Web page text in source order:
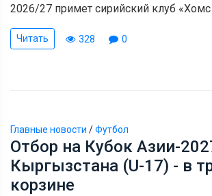
2026/27 примет сирийский клуб
Читать 328 0
Главные новости /Футбол
Отбор на Кубок Азии-
Кыргызстана (U-17) - в
корзине